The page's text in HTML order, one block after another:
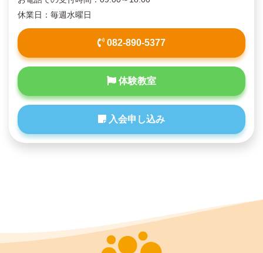
休業日：毎週水曜日
082-890-5377
体験教室
入会申し込み